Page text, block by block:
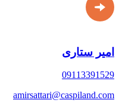
امیر ستاری
09113391529
amirsattari@caspiland.com